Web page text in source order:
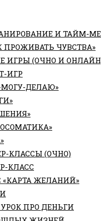
И ТАЙМ-
ПРОЖИВАТЬ ЧУВСТВА»
ИГРЫ (ОЧНО И
ИГР
МОГУ-ДЕЛАЮ»
КЛАССЫ (ОЧНО)
КЛАСС
«КАРТА ЖЕЛАНИЙ»
ПРО ДЕНЬГИ